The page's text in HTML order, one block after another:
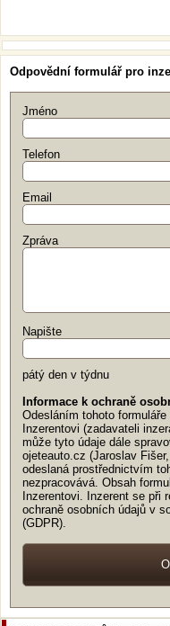
Odpovědní formulář pro
Jméno
Telefon
Email
Zpráva
Napište
pátý den v týdnu
Informace k ochraně
Odesláním tohoto
Inzerentovi (zadavateli
může tyto údaje dále
ojeteauto.cz (Jaroslav
odeslaná prostřednictvím
nezpracovává. Obsah
Inzerentovi. Inzerent se při
ochraně osobních údajů v
(GDPR).